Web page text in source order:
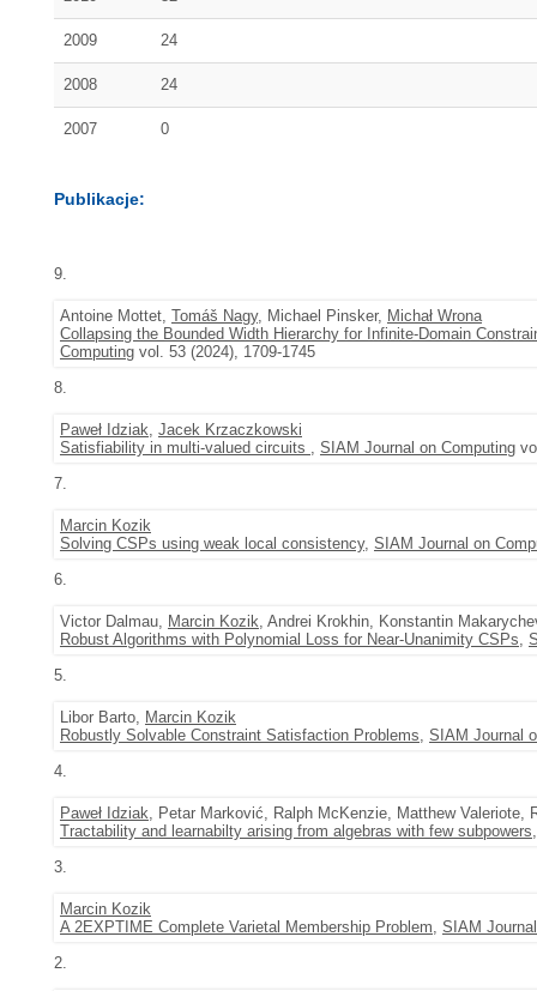
2009 24
2008 24
2007 0
Publikacje:
9.
Antoine Mottet, Tomáš Nagy, Michael Pinsker, Michał Wrona
Collapsing the Bounded Width Hierarchy for Infinite-Domain
Computing vol. 53 (2024), 1709-1745
8.
Paweł Idziak, Jacek Krzaczkowski
Satisfiability in multi-valued circuits , SIAM Journal on Computing
7.
Marcin Kozik
Solving CSPs using weak local consistency, SIAM Journal on
6.
Victor Dalmau, Marcin Kozik, Andrei Krokhin, Konstantin
Robust Algorithms with Polynomial Loss for Near-Unanimity CSPs,
5.
Libor Barto, Marcin Kozik
Robustly Solvable Constraint Satisfaction Problems, SIAM Journal
4.
Paweł Idziak, Petar Marković, Ralph McKenzie, Matthew Valeriote,
Tractability and learnabilty arising from algebras with few subpowers
3.
Marcin Kozik
A 2EXPTIME Complete Varietal Membership Problem, SIAM
2.